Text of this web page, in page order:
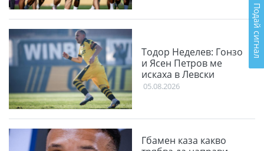
Тодор Неделев: Гонзо
и Ясен Петров ме
искаха в Левски
05.08.2026
Гбамен каза какво
Подай сигнал